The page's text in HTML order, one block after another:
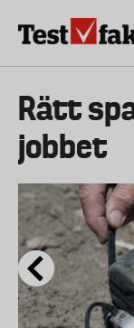
Huvudmeny
ny
Rätt
jobbet